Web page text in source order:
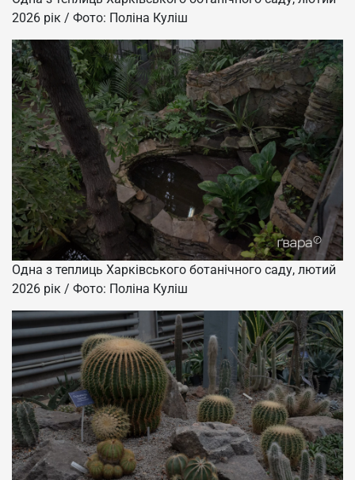
2026 рік / Фото: Поліна Куліш
Одна з теплиць Харківського ботанічного саду, лютий
2026 рік / Фото: Поліна Куліш